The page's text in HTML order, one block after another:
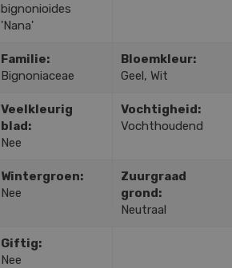
bignonioides
'Nana'
Familie:
Bignoniaceae
Bloemkleur:
Geel, Wit
Veelkleurig
blad:
Nee
Vochtigheid:
Vochthoudend
Wintergroen:
Nee
Zuurgraad
grond:
Neutraal
Giftig:
Nee